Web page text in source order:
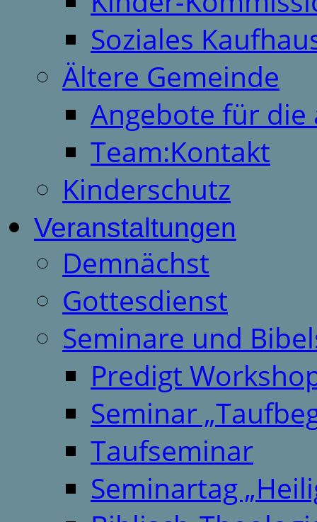
Soziales
Ältere Gemeinde
Angebote für
Team:Kontakt
Kinderschutz
Veranstaltungen
Demnächst
Gottesdienst
Seminare und
Predigt
Seminar
Taufseminar
Seminartag